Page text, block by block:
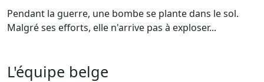
Pendant la guerre, une bombe se plante dans le sol.
Malgré ses efforts, elle n'arrive pas à exploser...
L'équipe belge